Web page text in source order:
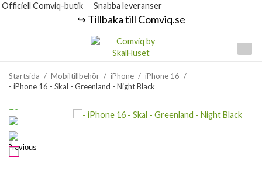
Officiell Comviq-butik Snabba leveranser
↪️ Tillbaka till Comviq.se
Startsida / Mobiltillbehör / iPhone / iPhone 16 /
- iPhone 16 - Skal - Greenland - Night Black
Previous